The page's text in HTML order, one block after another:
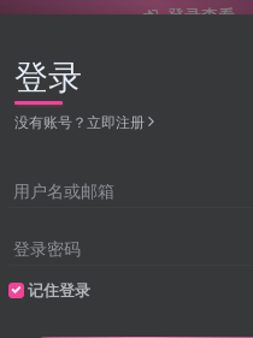
登录查看
在电脑上，这款软件就可
登录
没有账号？立即注册
用户名或邮箱
登录密码
记住登录